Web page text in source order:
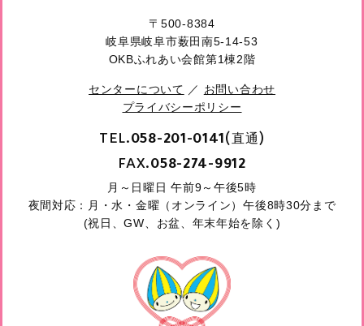
〒500-8384
岐阜県岐阜市薮田南5-14-53
OKBふれあい会館第1棟2階
センターについて ／ お問い合わせ
プライバシーポリシー
TEL.058-201-0141(直通)
FAX.058-274-9912
月～日曜日 午前9～午後5時
夜間対応：月・水・金曜（オンライン）午後8時30分まで
(祝日、GW、お盆、年末年始を除く)